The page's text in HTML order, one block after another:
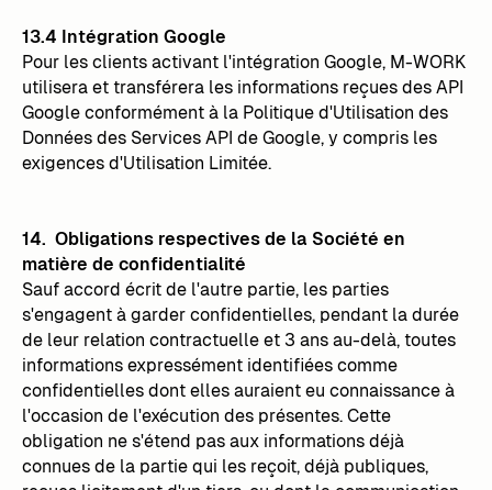
13.4 Intégration Google
Pour les clients activant l'intégration Google, M-WORK
utilisera et transférera les informations reçues des API
Google conformément à la Politique d'Utilisation des
Données des Services API de Google, y compris les
exigences d'Utilisation Limitée.
14. Obligations respectives de la Société en
matière de confidentialité
Sauf accord écrit de l'autre partie, les parties
s'engagent à garder confidentielles, pendant la durée
de leur relation contractuelle et 3 ans au-delà, toutes
informations expressément identifiées comme
confidentielles dont elles auraient eu connaissance à
l'occasion de l'exécution des présentes. Cette
obligation ne s'étend pas aux informations déjà
connues de la partie qui les reçoit, déjà publiques,